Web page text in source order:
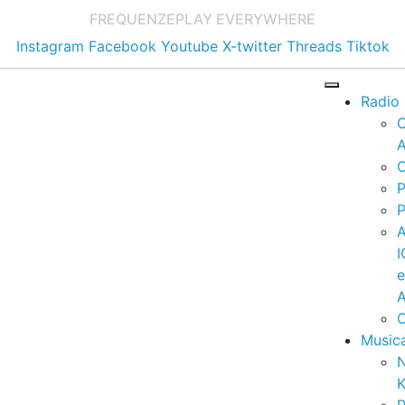
FREQUENZEPLAY EVERYWHERE
Instagram Facebook Youtube X-twitter Threads Tiktok
Radio
e